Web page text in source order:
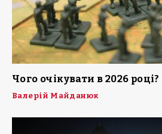
Чого очікувати в 2026 році?
Валерій Майданюк